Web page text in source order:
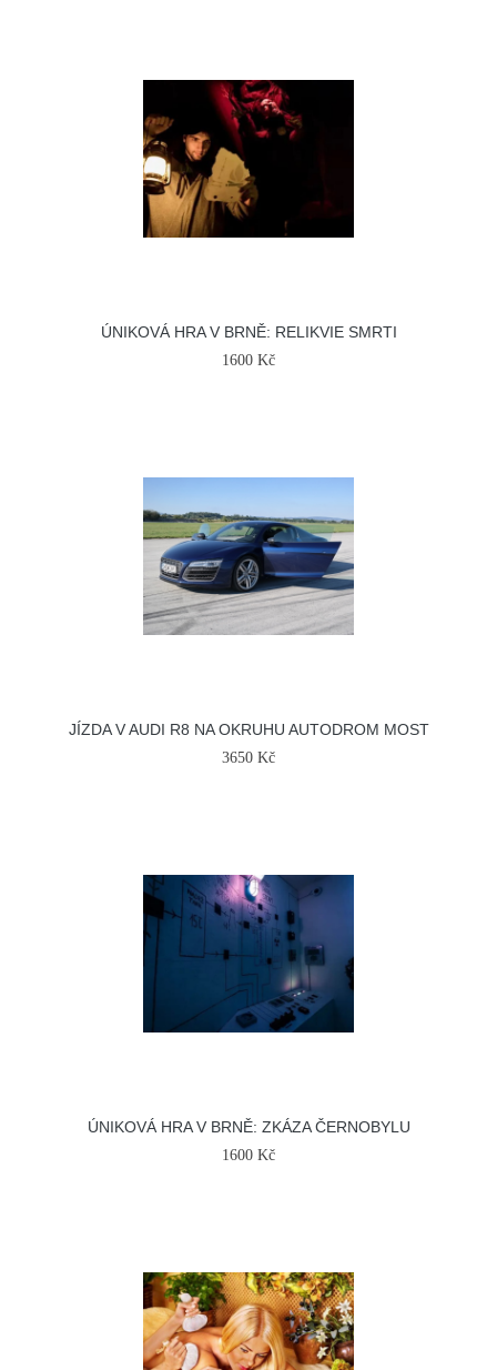
ÚNIKOVÁ HRA V BRNĚ: RELIKVIE SMRTI
1600 Kč
JÍZDA V AUDI R8 NA OKRUHU AUTODROM MOST
3650 Kč
ÚNIKOVÁ HRA V BRNĚ: ZKÁZA ČERNOBYLU
1600 Kč